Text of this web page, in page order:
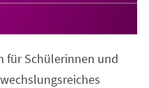
für Schülerinnen und